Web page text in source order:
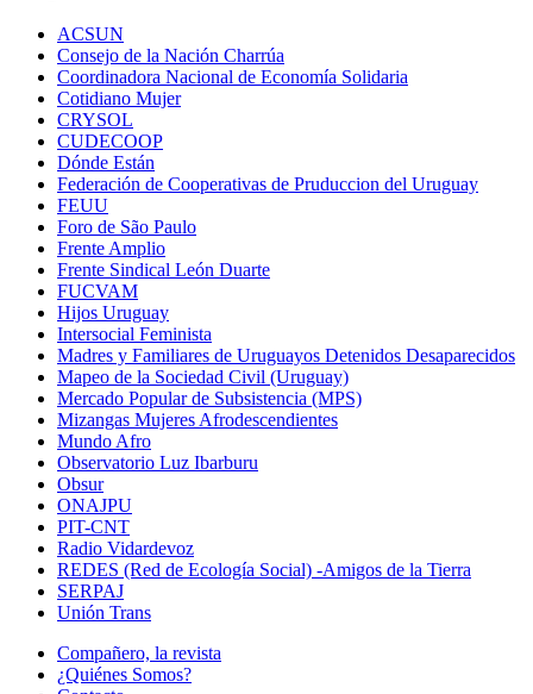
ACSUN
Consejo de la Nación Charrúa
Coordinadora Nacional de Economía Solidaria
Cotidiano Mujer
CRYSOL
CUDECOOP
Dónde Están
Federación de Cooperativas de Pruduccion del Uruguay
FEUU
Foro de São Paulo
Frente Amplio
Frente Sindical León Duarte
FUCVAM
Hijos Uruguay
Intersocial Feminista
Madres y Familiares de Uruguayos Detenidos Desaparecidos
Mapeo de la Sociedad Civil (Uruguay)
Mercado Popular de Subsistencia (MPS)
Mizangas Mujeres Afrodescendientes
Mundo Afro
Observatorio Luz Ibarburu
Obsur
ONAJPU
PIT-CNT
Radio Vidardevoz
REDES (Red de Ecología Social) -Amigos de la Tierra
SERPAJ
Unión Trans
Compañero, la revista
¿Quiénes Somos?